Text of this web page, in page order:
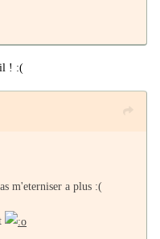
! :(
m'eterniser a plus :(